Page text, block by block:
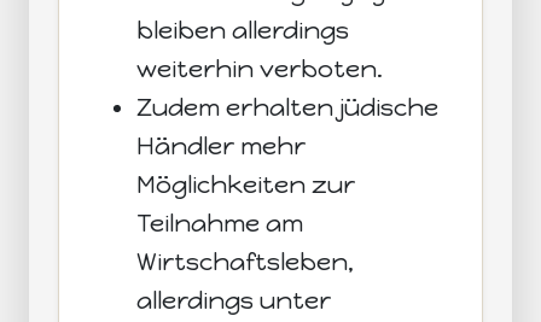
bleiben allerdings
weiterhin verboten.
Zudem erhalten jüdische
Händler mehr
Möglichkeiten zur
Teilnahme am
Wirtschaftsleben,
allerdings unter